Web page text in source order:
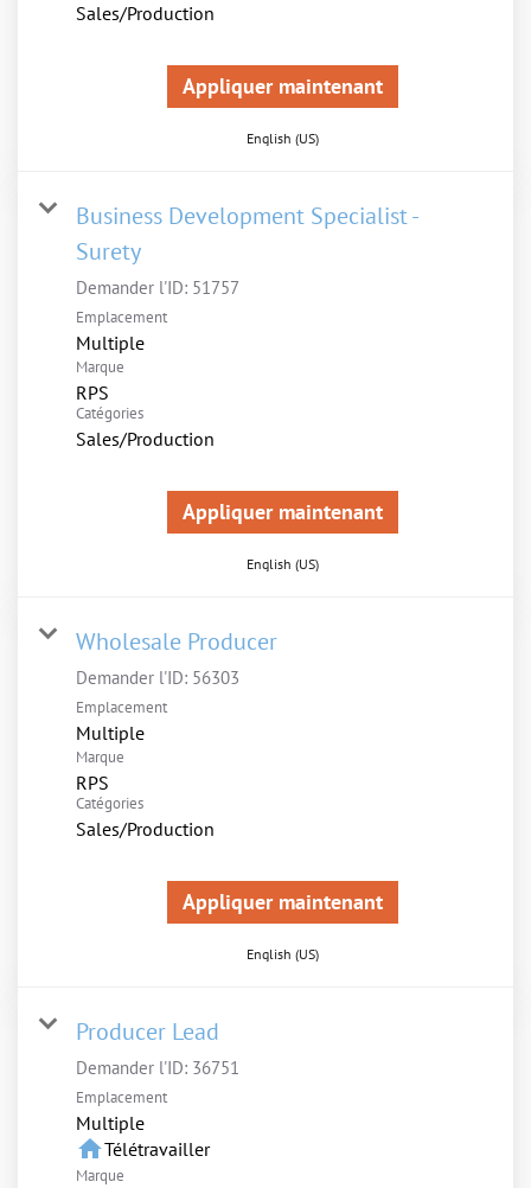
Sales/Production
Appliquer maintenant
English (US)
Business Development Specialist -
Surety
Demander l'ID: 51757
Emplacement
Multiple
Marque
RPS
Catégories
Sales/Production
Appliquer maintenant
English (US)
Wholesale Producer
Demander l'ID: 56303
Emplacement
Multiple
Marque
RPS
Catégories
Sales/Production
Appliquer maintenant
English (US)
Producer Lead
Demander l'ID: 36751
Emplacement
Multiple
homeTélétravailler
Marque